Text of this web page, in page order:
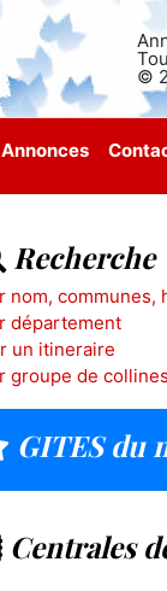
©
Annonces
Recherche
nom, communes,
département
un itineraire
groupe de
GITES du
Centrales